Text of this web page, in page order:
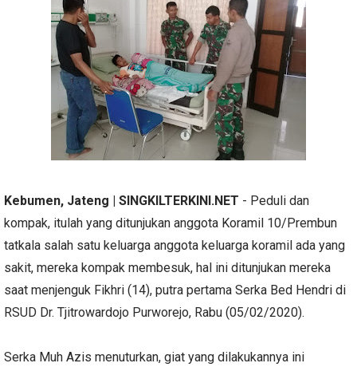
Kebumen, Jateng | SINGKILTERKINI.NET - Peduli dan
kompak, itulah yang ditunjukan anggota Koramil 10/Prembun
tatkala salah satu keluarga anggota keluarga koramil ada yang
sakit, mereka kompak membesuk, hal ini ditunjukan mereka
saat menjenguk Fikhri (14), putra pertama Serka Bed Hendri di
RSUD Dr. Tjitrowardojo Purworejo, Rabu (05/02/2020).
Serka Muh Azis menuturkan, giat yang dilakukannya ini